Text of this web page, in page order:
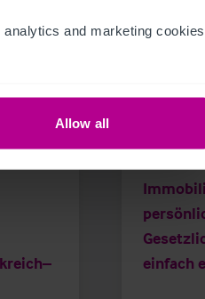
and marketing cookies
Allow all
Warum
einfach